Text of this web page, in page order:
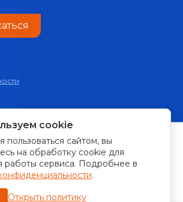
К ОПЛАТЕ:
cookie
пользоваться сайтом, вы
на обработку cookie для
работы сервиса. Подробнее в
.
Открыть политику